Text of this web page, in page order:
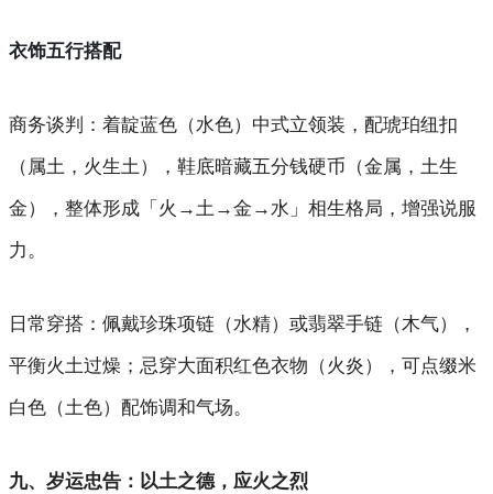
衣饰五行搭配
商务谈判 ：着靛蓝色（水色）中式立领装，配琥珀纽扣
（属土，火生土），鞋底暗藏五分钱硬币（金属，土生
金），整体形成「火→土→金→水」相生格局，增强说服
力。
日常穿搭 ：佩戴珍珠项链（水精）或翡翠手链（木气），
平衡火土过燥；忌穿大面积红色衣物（火炎），可点缀米
白色（土色）配饰调和气场。
九、岁运忠告：以土之德，应火之烈